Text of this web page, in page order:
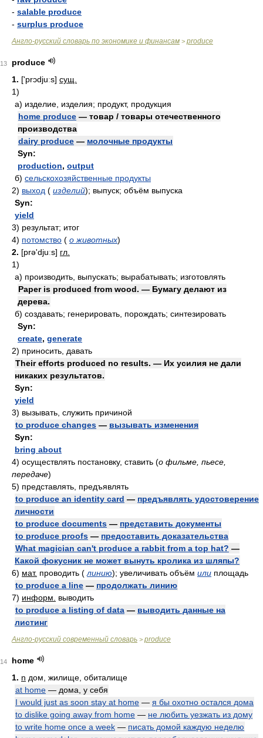
- salable produce
- surplus produce
Англо-русский словарь по экономике и финансам > produce
13
produce
1. ['prɔdjuːs] сущ.
1)
а) изделие, изделия; продукт, продукция
home produce — товар / товары отечественного
производства
dairy produce — молочные продукты
Syn:
production, output
б) сельскохозяйственные продукты
2) выход ( изделий); выпуск; объём выпуска
Syn:
yield
3) результат; итог
4) потомство ( о животных)
2. [prə'djuːs] гл.
1)
а) производить, выпускать; вырабатывать; изготовлять
Paper is produced from wood. — Бумагу делают из
дерева.
б) создавать; генерировать, порождать; синтезировать
Syn:
create, generate
2) приносить, давать
Their efforts produced no results. — Их усилия не дали
никаких результатов.
Syn:
yield
3) вызывать, служить причиной
to produce changes — вызывать изменения
Syn:
bring about
4) осуществлять постановку, ставить (о фильме, пьесе,
передаче)
5) представлять, предъявлять
to produce an identity card — предъявлять удостоверение
личности
to produce documents — представить документы
to produce proofs — предоставить доказательства
What magician can't produce a rabbit from a top hat? —
Какой фокусник не может вынуть кролика из шляпы?
6) мат. проводить ( линию); увеличивать объём или площадь
to produce a line — продолжать линию
7) информ.
выводить
to produce a listing of data — выводить данные на
листинг
Англо-русский современный словарь > produce
14
home
1. n дом, жилище, обиталище
at home — дома, у себя
I would just as soon stay at home — я бы охотно остался дома
to dislike going away from home — не любить уезжать из дому
to write home once a week — писать домой каждую неделю